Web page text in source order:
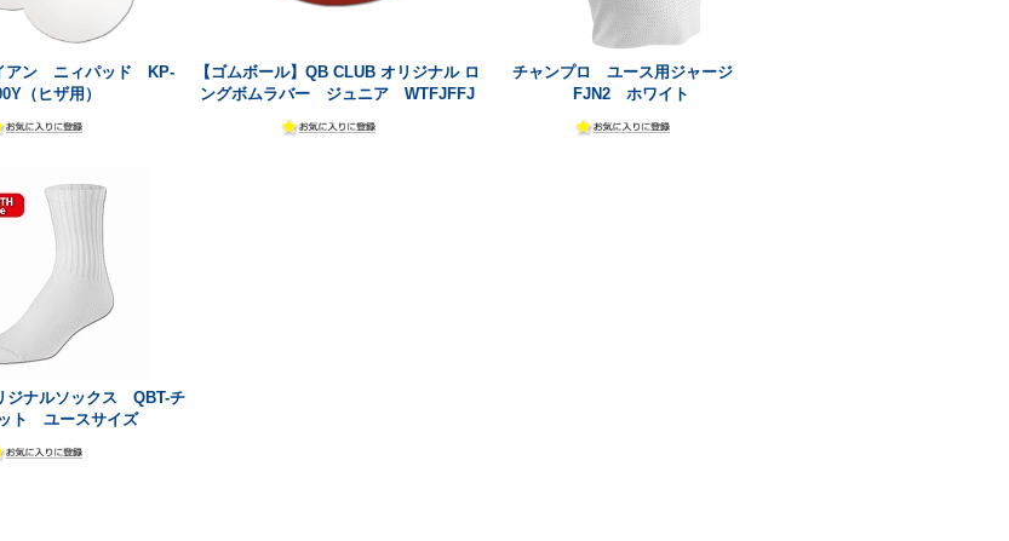
アン ニィパッド KP-
（ヒザ用）
【ゴムボール】QB CLUB オリジナル ロ
ングボムラバー ジュニア WTFJFFJ
チャンプロ ユース用ジャージ
FJN2 ホワイト
ジナルソックス QBT-チ
ト ユースサイズ